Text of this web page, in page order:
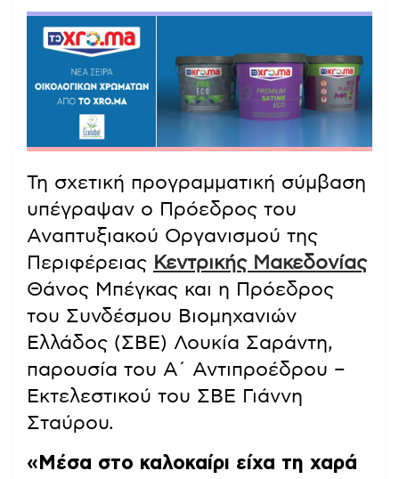
Τη σχετική προγραμματική σύμβαση
υπέγραψαν ο Πρόεδρος του
Αναπτυξιακού Οργανισμού της
Περιφέρειας Κεντρικής Μακεδονίας
Θάνος Μπέγκας και η Πρόεδρος
του Συνδέσμου Βιομηχανιών
Ελλάδος (ΣΒΕ) Λουκία Σαράντη,
παρουσία του Α΄ Αντιπροέδρου –
Εκτελεστικού του ΣΒΕ Γιάννη
Σταύρου.
«Μέσα στο καλοκαίρι είχα τη χαρά